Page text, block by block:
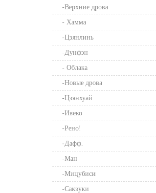
-Верхние дрова
- Хамма
-Цзянлинь
-Дунфэн
- Облака
-Новые дрова
-Цзянхуай
-Ивеко
-Рено!
-Дафф.
-Ман
-Мицубиси
-Сакзуки